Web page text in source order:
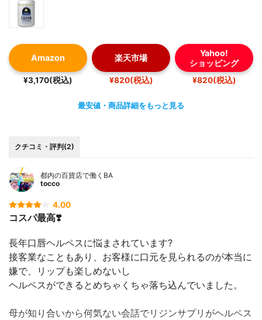
Amazon
¥3,170(税込)
楽天市場
¥820(税込)
Yahoo!
ショッピング
¥820(税込)
最安値・商品詳細をもっと見る
クチコミ・評判(2)
都内の百貨店で働くBA
tocco
4.00
コスパ最高❣️
長年口唇ヘルペスに悩まされています?
接客業なこともあり、お客様に口元を見られるのが本当に
嫌で、リップも楽しめないし
ヘルペスができるとめちゃくちゃ落ち込んでいました。
母が知り合いから何気ない会話でリジンサプリがヘルペス